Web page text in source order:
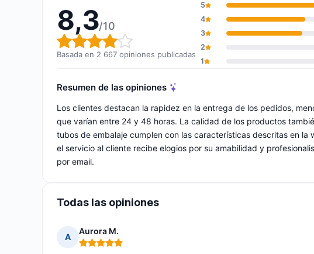
8,3/10
Calificación global: 8,3 de 10
Basada en 2 667 opiniones publicadas
5
4
3
2
1
Resumen de las opiniones
Los clientes destacan la rapidez en la entrega de los pedidos,
que varían entre 24 y 48 horas. La calidad de los productos
tubos de embalaje cumplen con las características descritas en
el servicio al cliente recibe elogios por su amabilidad y
por email.
Todas las opiniones
A
Aurora M.
Nota: 5 de 5